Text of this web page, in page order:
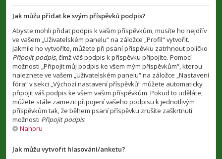
Jak můžu přidat ke svým příspěvků podpis?
Abyste mohli přidat podpis k vašim příspěvkům, musíte ho nejdřív
ve vašem „Uživatelském panelu“ na záložce „Profil“ vytvořit.
Jakmile ho vytvoříte, můžete při psaní příspěvku zatrhnout políčko
Připojit podpis, čímž váš podpis k příspěvku připojíte. Pomocí
možnosti „Připojit můj podpis ke všem mým příspěvkům“, kterou
naleznete ve vašem „Uživatelském panelu“ na záložce „Nastavení
fóra“ v sekci „Výchozí nastavení příspěvků“ můžete automaticky
připojit váš podpis ke všem vašim příspěvkům. Pokud to uděláte,
můžete stále zamezit připojení vašeho podpisu k jednotlivým
příspěvkům tak, že během psaní příspěvku zrušíte zaškrtnutí
možnosti Připojit podpis.
Nahoru
Jak můžu vytvořit hlasování/anketu?